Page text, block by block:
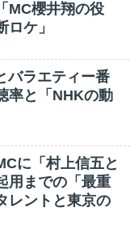
MC櫻井翔の役
ケ」
バラエティー番
率と「NHKの動
に「村上信五と
用までの「最重
レントと東京の